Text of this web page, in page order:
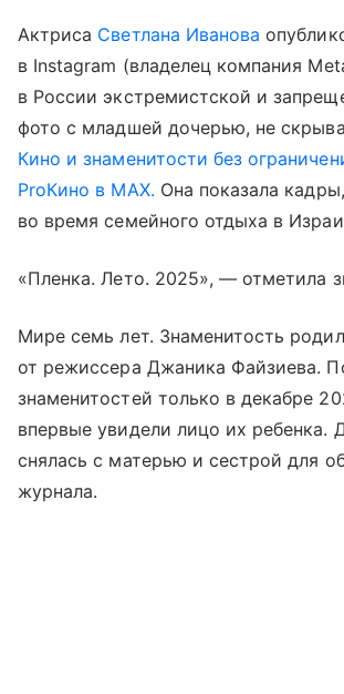
Актриса Светлана Иванова
в Instagram (владелец компания
в России экстремистской и
фото с младшей дочерью, не
Кино и знаменитости без
ProКино в MAX. Она показала
во время семейного отдыха в
«Пленка. Лето. 2025», — отметила
Мире семь лет. Знаменитость
от режиссера Джаника Файзиева.
знаменитостей только в декабре
впервые увидели лицо их ребенка.
снялась с матерью и сестрой для
журнала.